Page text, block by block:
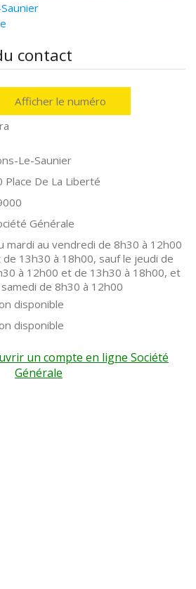
contact
Afficher le numéro
Le-Saunier
Place De La Liberté
Générale
mardi au vendredi de 8h30 à 12h00
de 13h30 à 18h00, sauf le jeudi de
à 12h00 et de 13h30 à 18h00, et
de 8h30 à 12h00
disponible
disponible
un compte en ligne Société
Générale